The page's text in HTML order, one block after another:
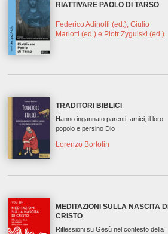
RIATTIVARE PAOLO DI TARSO
Federico Adinolfi (ed.), Giulio
Mariotti (ed.) e Piotr Zygulski (ed.)
TRADITORI BIBLICI
Hanno ingannato parenti, amici, il loro
popolo e persino Dio
Lorenzo Bortolin
MEDITAZIONI SULLA NASCITA DI
CRISTO
Riflessioni su Gesù nel contesto della